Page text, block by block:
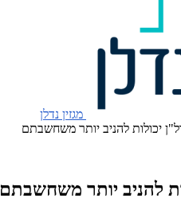
מגזין נדלן
יכולות להניב יותר משחשבתם
להניב יותר משחשבתם